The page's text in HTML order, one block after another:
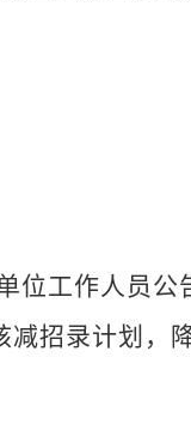
位工作人员公
减招录计划，